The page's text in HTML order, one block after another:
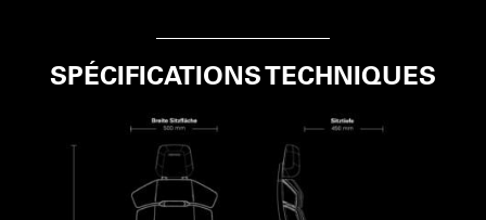
SPÉCIFICATIONS TECHNIQUES